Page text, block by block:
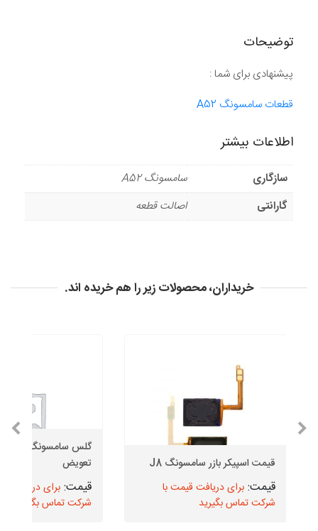
توضیحات
پیشنهادی برای شما :
قطعات سامسونگ A52
اطلاعات بیشتر
سازگاری
سامسونگ A52
گارانتی
اصالت قطعه
خریداران، محصولات زیر را هم خریده اند.
قیمت اسپیکر بازر سامسونگ J8
برای دریافت قیمت با
شرکت تماس بگیرید
تعویض
برای دریافت
شرکت تماس بگیرید